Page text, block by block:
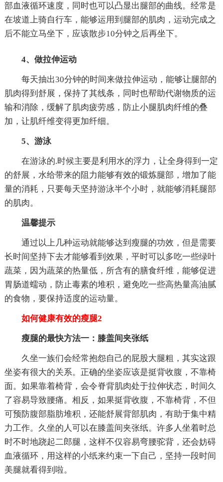
部血液循环速度，同时也可以凸显出腿部的曲线。经常是
在坡道上骑自行车，能够运用到腿部的肌肉，运动完成之
后不能立马坐下，应该散步10分钟之后再坐下。
4、做拉伸运动
每天抽出30分钟的时间来做拉伸运动，能够让腿部的
肌肉得到舒展，保持了其线条，同时也帮助代谢物质的运
输和消除，缓解了肌肉疲劳感，防止小腿肌肉纤维的叠
加，让肌纤维变得更加纤细。
5、游泳
在游泳的.时候主要是利用水的浮力，让全身得到一定
的舒展，水给带来的阻力能够有效的锻炼腿部，增加了能
量的消耗，只要每天坚持游泳半个小时，就能够消耗腿部
的肌肉。
温馨提示
通过以上几种运动就能够达到瘦腿的功效，但是需要
长时间坚持下去才能够看到效果，平时可以多吃一些绿叶
蔬菜，因为蔬菜的热量低，所含有的膳食纤维，能够促进
胃肠道蠕动，防止毒素的堆积，避免吃一些高热量高油腻
的食物，要保持适度的运动量。
如何健康有效的瘦腿2
瘦腿的最快方法一：膝盖间夹张纸
久坐一族们会经常抱怨自己的屁股大腿粗，其实这跟
坐姿有很大的关系。正确的坐姿应该是挺背收腹，不靠椅
面。如果靠着椅背，会令脊背肌肉处于拉伸状态，时间久
了容易导致腰痛。相反，如果挺背收腹，不靠椅背，不但
可预防腹部脂肪堆积，还能舒展背部肌肉，有助于集中精
力工作。久坐的人可以在膝盖间夹张纸。许多人坐着时总
时不时地跷起二郎腿，这样不仅容易弯腰驼背，还会妨碍
血液循环，用这样的小纸来约束一下自己，坚持一段时间
美腿就看得到啦。